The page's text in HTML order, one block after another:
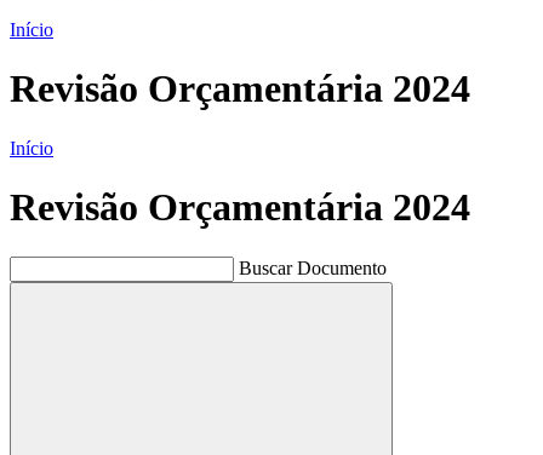
Início
Revisão Orçamentária 2024
Início
Revisão Orçamentária 2024
Buscar Documento